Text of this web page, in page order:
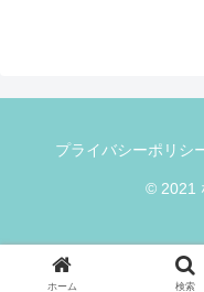
プライバシーポリシ
© 2021
ホーム 検索